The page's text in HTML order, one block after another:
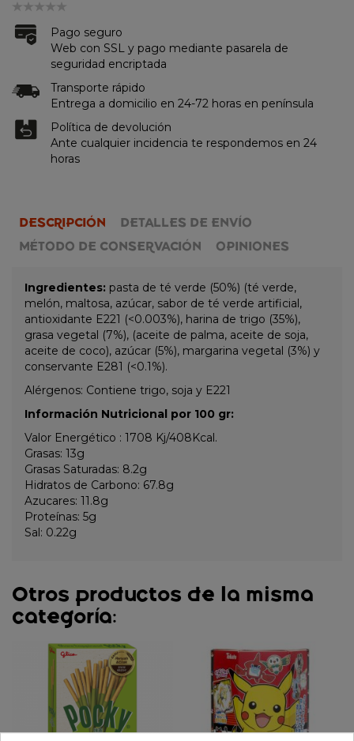
Pago seguro
Web con SSL y pago mediante pasarela de
seguridad encriptada
Transporte rápido
Entrega a domicilio en 24-72 horas en península
Política de devolución
Ante cualquier incidencia te respondemos en 24
horas
DESCRIPCIÓN
DETALLES DE ENVÍO
MÉTODO DE CONSERVACIÓN
OPINIONES
Ingredientes: pasta de té verde (50%) (té verde,
melón, maltosa, azúcar, sabor de té verde artificial,
antioxidante E221 (<0.003%), harina de trigo (35%),
grasa vegetal (7%), (aceite de palma, aceite de soja,
aceite de coco), azúcar (5%), margarina vegetal (3%) y
conservante E281 (<0.1%).
Alérgenos: Contiene trigo, soja y E221
Información Nutricional por 100 gr:
Valor Energético : 1708 Kj/408Kcal.
Grasas: 13g
Grasas Saturadas: 8.2g
Hidratos de Carbono: 67.8g
Azucares: 11.8g
Proteínas: 5g
Sal: 0.22g
Otros productos de la misma
categoría: